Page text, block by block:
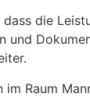
die
und
im Raum